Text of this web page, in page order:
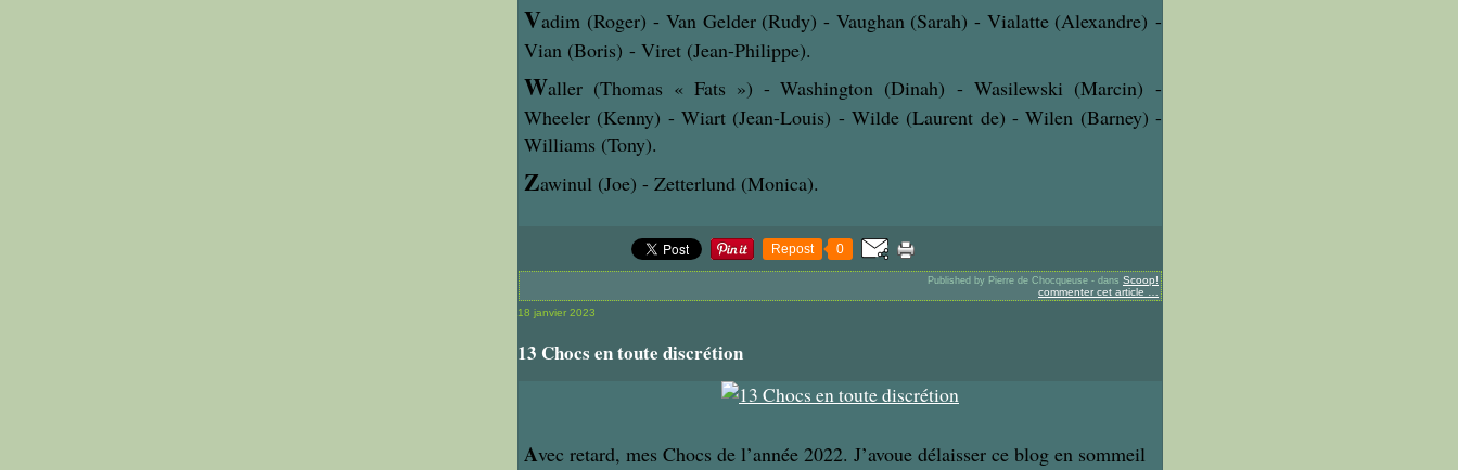
Vadim (Roger) - Van Gelder (Rudy) - Vaughan (Sarah) - Vialatte (Alexandre) -
Vian (Boris) - Viret (Jean-Philippe).
Waller (Thomas « Fats ») - Washington (Dinah) - Wasilewski (Marcin) -
Wheeler (Kenny) - Wiart (Jean-Louis) - Wilde (Laurent de) - Wilen (Barney) -
Williams (Tony).
Zawinul (Joe) - Zetterlund (Monica).
Repost 0
Published by Pierre de Chocqueuse - dans Scoop!
commenter cet article …
18 janvier 2023
13 Chocs en toute discrétion
Avec retard, mes Chocs de l’année 2022. J’avoue délaisser ce blog en sommeil